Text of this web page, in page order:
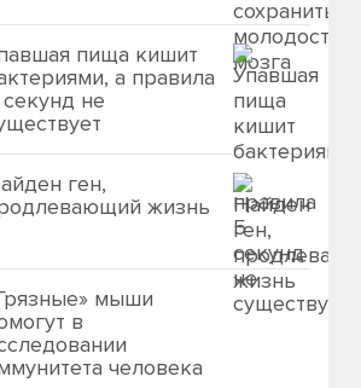
пища кишит
а правила
не
ген,
жизнь
мыши
в
человека